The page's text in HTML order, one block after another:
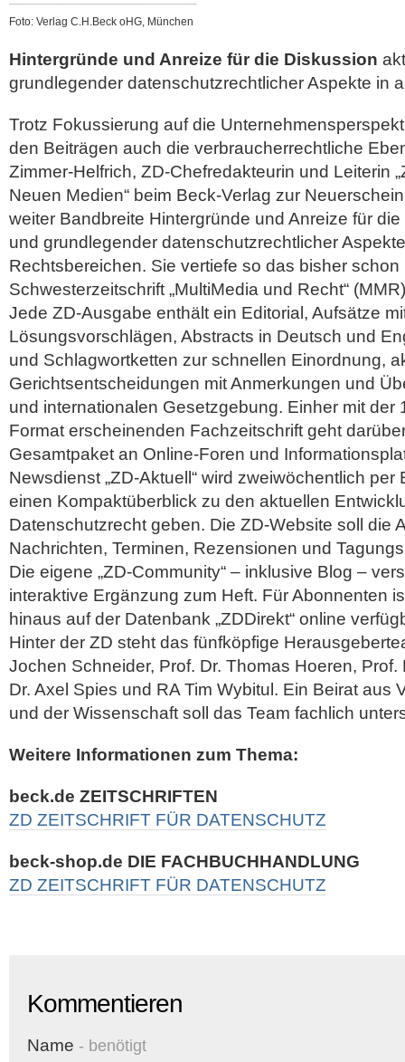
Foto: Verlag C.H.Beck oHG, München
Hintergründe und Anreize für die Diskussion
grundlegender datenschutzrechtlicher Aspekte in
Trotz Fokussierung auf die
den Beiträgen auch die verbraucherrechtliche
Zimmer-Helfrich, ZD-Chefredakteurin und Leiterin
Neuen Medien“ beim Beck-Verlag zur
weiter Bandbreite Hintergründe und Anreize für
und grundlegender datenschutzrechtlicher
Rechtsbereichen. Sie vertiefe so das bisher schon
Schwesterzeitschrift „MultiMedia und Recht“
Jede ZD-Ausgabe enthält ein Editorial, Aufsätze
Lösungsvorschlägen, Abstracts in Deutsch und
und Schlagwortketten zur schnellen Einordnung,
Gerichtsentscheidungen mit Anmerkungen und
und internationalen Gesetzgebung. Einher mit der
Format erscheinenden Fachzeitschrift geht
Gesamtpaket an Online-Foren und
Newsdienst „ZD-Aktuell“ wird zweiwöchentlich per
einen Kompaktüberblick zu den aktuellen
Datenschutzrecht geben. Die ZD-Website soll die
Nachrichten, Terminen, Rezensionen und
Die eigene „ZD-Community“ – inklusive Blog –
interaktive Ergänzung zum Heft. Für Abonnenten
hinaus auf der Datenbank „ZDDirekt“ online
Hinter der ZD steht das fünfköpfige
Jochen Schneider, Prof. Dr. Thomas Hoeren, Prof.
Dr. Axel Spies und RA Tim Wybitul. Ein Beirat aus
und der Wissenschaft soll das Team fachlich
Weitere Informationen zum Thema:
beck.de ZEITSCHRIFTEN
ZD ZEITSCHRIFT FÜR DATENSCHUTZ
beck-shop.de DIE FACHBUCHHANDLUNG
ZD ZEITSCHRIFT FÜR DATENSCHUTZ
Kommentieren
Name - benötigt